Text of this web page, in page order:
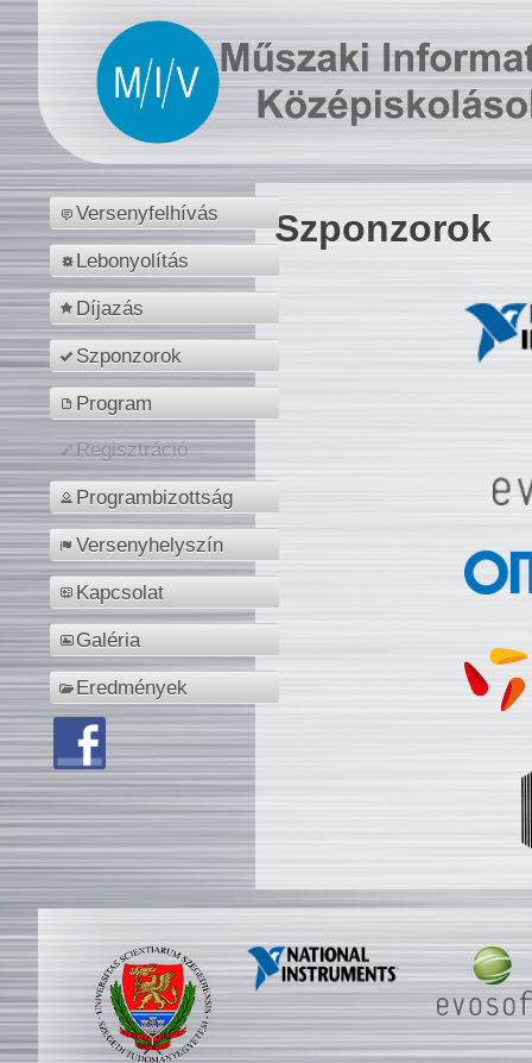
Versenyfelhívás
Lebonyolítás
Díjazás
Szponzorok
Program
Regisztráció
Programbizottság
Versenyhelyszín
Kapcsolat
Galéria
Eredmények
Szponzorok